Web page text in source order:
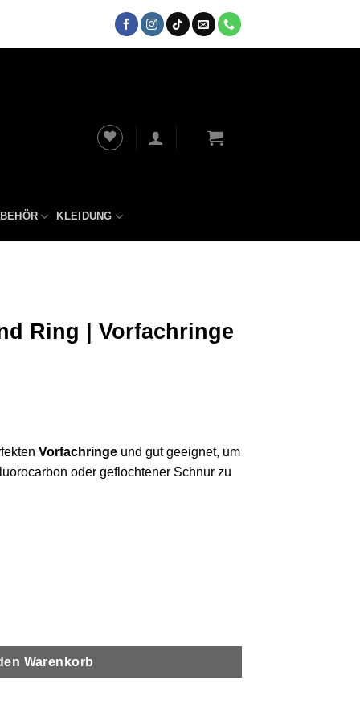
KLEIDUNG
Ring | Vorfachringe
Vorfachringe und gut geeignet, um
oder geflochtener Schnur zu
Menge
Warenkorb